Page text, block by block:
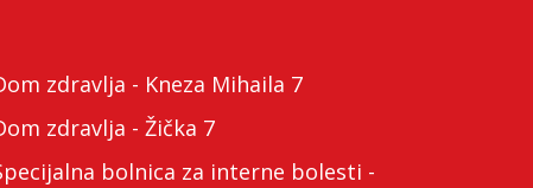
zdravlja - Kneza Mihaila 7
zdravlja - Žička 7
bolnica za interne bolesti -